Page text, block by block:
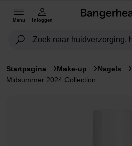
Menu Inloggen
Startpagina Make-up Nagels
Midsummer 2024 Collection